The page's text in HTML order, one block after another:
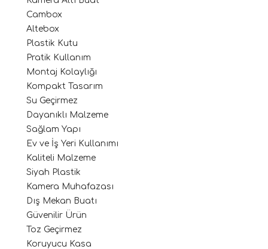
Cambox
Altebox
Plastik Kutu
Pratik Kullanım
Montaj Kolaylığı
Kompakt Tasarım
Su Geçirmez
Dayanıklı Malzeme
Sağlam Yapı
Ev ve İş Yeri Kullanımı
Kaliteli Malzeme
Siyah Plastik
Kamera Muhafazası
Dış Mekan Buatı
Güvenilir Ürün
Toz Geçirmez
Koruyucu Kasa